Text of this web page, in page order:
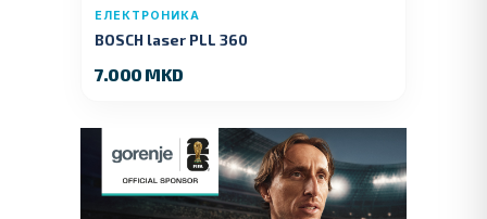
ЕЛЕКТРОНИКА
BOSCH laser PLL 360
7.000 MKD